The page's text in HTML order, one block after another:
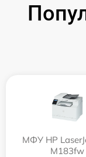
МФУ HP
M183fw